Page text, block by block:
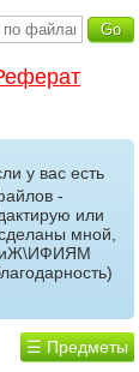
у вас есть
-
или
мной,
☰ Предметы